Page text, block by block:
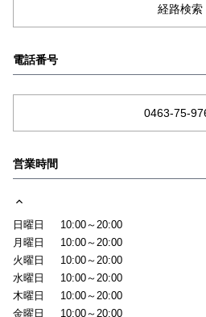
経路検索
電話番号
0463-75-
営業時間
日曜日
10:00～20:00
月曜日
10:00～20:00
火曜日
10:00～20:00
水曜日
10:00～20:00
木曜日
10:00～20:00
金曜日
10:00～20:00